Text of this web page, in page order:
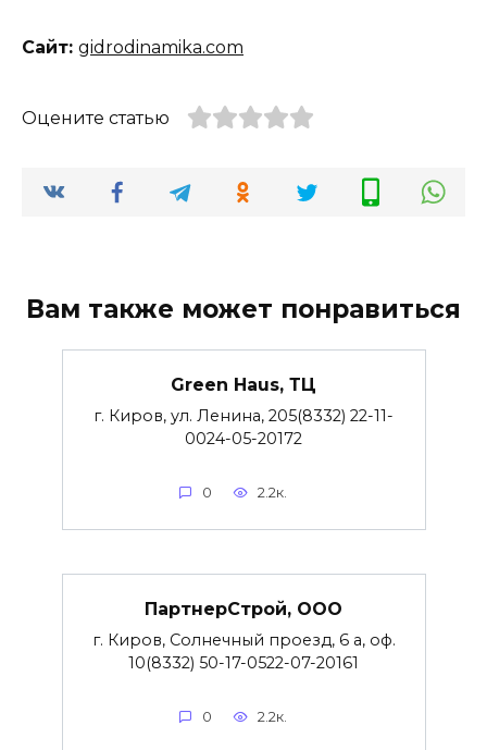
Сайт: gidrodinamika.com
Оцените статью
Вам также может понравиться
Green Haus, ТЦ
г. Киров, ул. Ленина, 205(8332) 22-11-
0024-05-20172
0 2.2к.
ПартнерСтрой, ООО
г. Киров, Солнечный проезд, 6 а, оф.
10(8332) 50-17-0522-07-20161
0 2.2к.